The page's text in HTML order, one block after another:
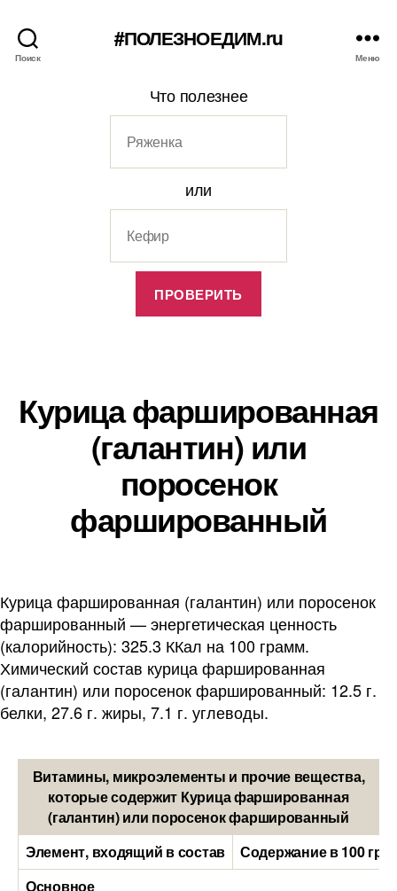
Поиск
#ПОЛЕЗНОЕДИМ.ru
Меню
Что полезнее
или
Курица фаршированная
(галантин) или
поросенок
фаршированный
Курица фаршированная (галантин) или поросенок
фаршированный — энергетическая ценность
(калорийность): 325.3 ККал на 100 грамм.
Химический состав курица фаршированная
(галантин) или поросенок фаршированный: 12.5 г.
белки, 27.6 г. жиры, 7.1 г. углеводы.
Витамины, микроэлементы и прочие вещества,
которые содержит Курица фаршированная
(галантин) или поросенок фаршированный
Элемент, входящий в состав
Содержание в 100
Основное